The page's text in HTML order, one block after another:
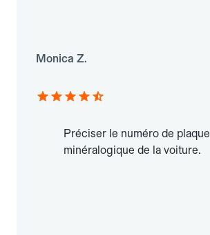
Monica Z.
Préciser le numéro de plaque
minéralogique de la voiture.